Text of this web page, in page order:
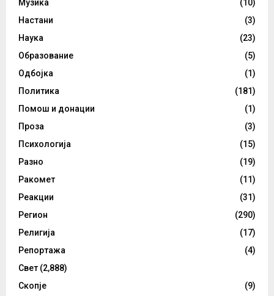
Музика
(10)
Настани
(3)
Наука
(23)
Образование
(5)
Одбојка
(1)
Политика
(181)
Помош и донации
(1)
Проза
(3)
Психологија
(15)
Разно
(19)
Ракомет
(11)
Реакции
(31)
Регион
(290)
Религија
(17)
Репортажа
(4)
Свет (2,888)
Скопје
(9)